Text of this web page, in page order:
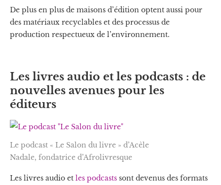
De plus en plus de maisons d’édition optent aussi pour
des matériaux recyclables et des processus de
production respectueux de l’environnement​.
Les livres audio et les podcasts : de
nouvelles avenues pour les
éditeurs
Le podcast « Le Salon du livre » d’Acèle
Nadale, fondatrice d’Afrolivresque
Les livres audio et les podcasts sont devenus des formats